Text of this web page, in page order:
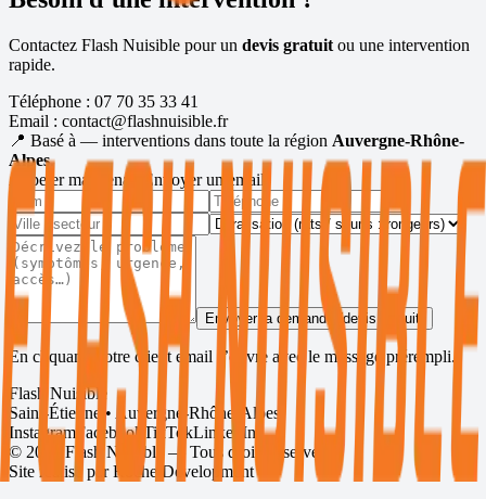
Contactez Flash Nuisible pour un devis gratuit ou une intervention
rapide.
Téléphone : 07 70 35 33 41
Email : contact@flashnuisible.fr
📍 Basé à — interventions dans toute la région Auvergne-Rhône-
Alpes.
Appeler maintenant
Envoyer un email
Envoyer la demande (devis gratuit)
En cliquant, votre client email s’ouvre avec le message prérempli.
Flash Nuisible
Saint-Étienne • Auvergne-Rhône-Alpes
Instagram Facebook TikTokLinkedIn
© 2026
Flash Nuisible — Tous droits réservés.
Site réalisé par Roche Development